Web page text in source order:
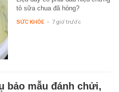
tỏ sữa chua đã hỏng?
SỨC KHỎE - 7 giờ trước
bảo mẫu đánh chửi,